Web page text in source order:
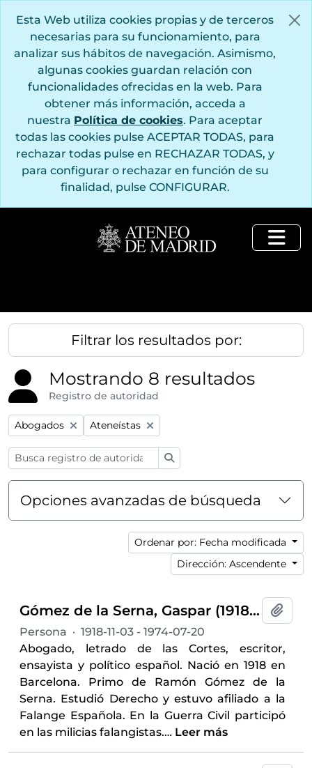
Esta Web utiliza cookies propias y de terceros
necesarias para su funcionamiento, para
analizar sus hábitos de navegación. Asimismo,
algunas cookies guardan relación con
funcionalidades ofrecidas en la web. Para
obtener más información, acceda a
nuestra Política de cookies. Para aceptar
todas las cookies pulse ACEPTAR TODAS, para
rechazar todas pulse en RECHAZAR TODAS, y
para configurar o rechazar en función de su
finalidad, pulse CONFIGURAR.
Filtrar los resultados por:
Mostrando 8 resultados
Registro de autoridad
Remove filter:
Abogados Remove filter:
Ateneístas
Opciones avanzadas de búsqueda
Ordenar por: Fecha modificada
Dirección: Ascendente
Gómez de la Serna, Gaspar (1918-1974)
Persona · 1918-11-03 - 1974-07-20
Abogado, letrado de las Cortes, escritor,
ensayista y político español. Nació en 1918 en
Barcelona. Primo de Ramón Gómez de la
Serna. Estudió Derecho y estuvo afiliado a la
Falange Española. En la Guerra Civil participó
en las milicias falangistas.… Leer más